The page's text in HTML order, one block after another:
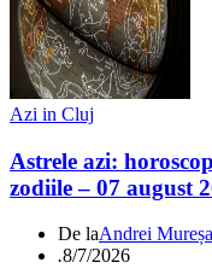
Azi in Cluj
Astrele azi:
zodiile – 07 august
De laAndrei
.8/7/2026